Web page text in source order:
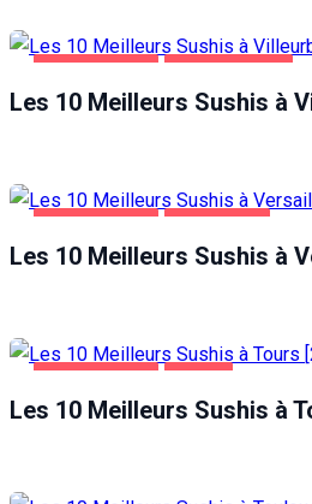
Les 10 Meilleurs Sushis à
Les 10 Meilleurs Sushis à
Les 10 Meilleurs Sushis à